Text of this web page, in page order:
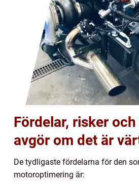
Fördelar, risker
avgör om det är
De tydligaste fördelarna för den
motoroptimering är: